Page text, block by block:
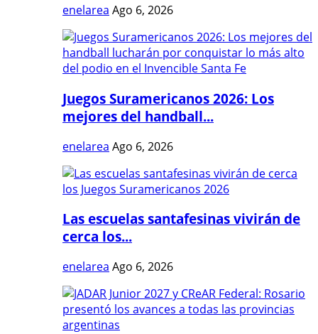
enelarea Ago 6, 2026
Juegos Suramericanos 2026: Los
mejores del handball...
enelarea Ago 6, 2026
Las escuelas santafesinas vivirán de
cerca los...
enelarea Ago 6, 2026